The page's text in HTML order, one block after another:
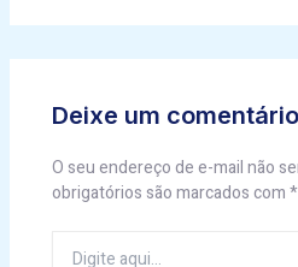
Deixe um comentário
O seu endereço de e-mail não
obrigatórios são marcados com*
Digite